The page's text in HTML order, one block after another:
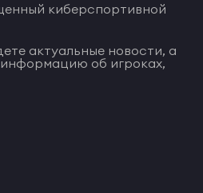
киберспортивной
актуальные новости, а
об игроках,